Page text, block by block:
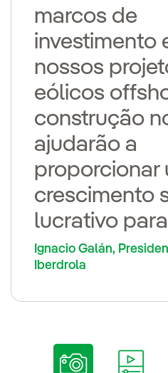
marcos de
investimento
nossos
eólicos
construção
ajudarão a
proporcionar
crescimento
lucrativo
Ignacio Galán,
Iberdrola